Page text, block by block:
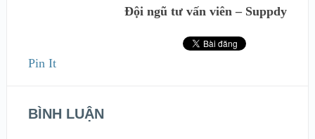
Đội ngũ tư vấn viên – Suppdy
Pin It
BÌNH LUẬN